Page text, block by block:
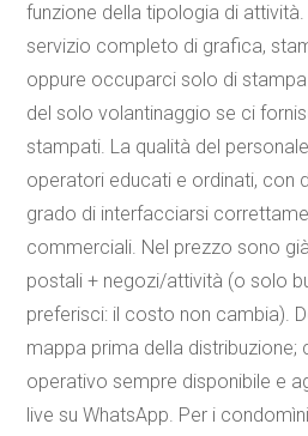
funzione della tipologia di
servizio completo di grafica,
oppure occuparci solo di
del solo volantinaggio se ci
stampati. La qualità del
operatori educati e ordinati, con
grado di interfacciarsi
commerciali. Nel prezzo sono
postali + negozi/attività (o solo
preferisci: il costo non cambia).
mappa prima della
operativo sempre disponibile e
live su WhatsApp. Per i